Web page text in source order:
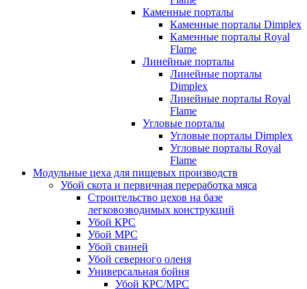
Каменные порталы
Каменные порталы Dimplex
Каменные порталы Royal
Flame
Линейные порталы
Линейные порталы
Dimplex
Линейные порталы Royal
Flame
Угловые порталы
Угловые порталы Dimplex
Угловые порталы Royal
Flame
Модульные цеха для пищевых производств
Убой скота и первичная переработка мяса
Строительство цехов на базе
легковозводимых конструкций
Убой КРС
Убой МРС
Убой свиней
Убой северного оленя
Универсальная бойня
Убой КРС/МРС